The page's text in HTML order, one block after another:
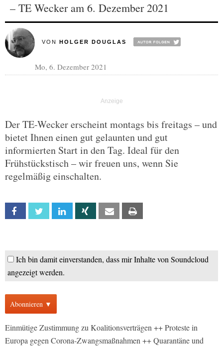
– TE Wecker am 6. Dezember 2021
VON HOLGER DOUGLAS
Mo, 6. Dezember 2021
Der TE-Wecker erscheint montags bis freitags – und
bietet Ihnen einen gut gelaunten und gut
informierten Start in den Tag. Ideal für den
Frühstückstisch – wir freuen uns, wenn Sie
regelmäßig einschalten.
Facebook Twitter Linkedin Xing Email
Ich bin damit einverstanden, dass mir Inhalte von Soundcloud
angezeigt werden.
Abonnieren ▼
Einmütige Zustimmung zu Koalitionsverträgen ++ Proteste in
Europa gegen Corona-Zwangsmaßnahmen ++ Quarantäne und